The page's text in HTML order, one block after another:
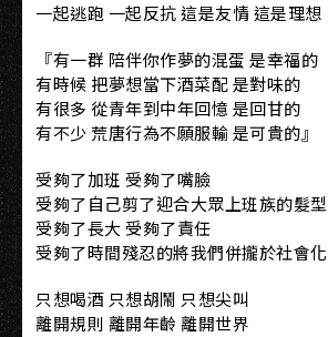
一起逃跑 一起反抗 這是友情 這是理想
『有一群 陪伴你作夢的混蛋 是幸福的
有時候 把夢想當下酒菜配 是對味的
有很多 從青年到中年回憶 是回甘的
有不少 荒唐行為不願服輸 是可貴的』
受夠了加班 受夠了嘴臉
受夠了自己剪了迎合大眾上班族的髮型
受夠了長大 受夠了責任
受夠了時間殘忍的將我們併攏於社會化
只想喝酒 只想胡鬧 只想尖叫
離開規則 離開年齡 離開世界